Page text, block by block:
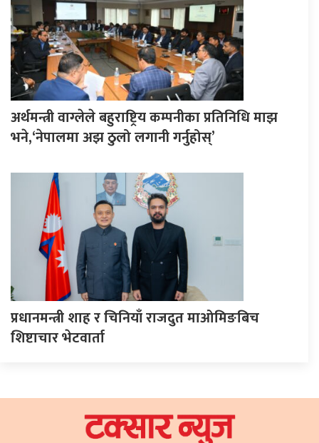
अर्थमन्त्री वाग्लेले बहुराष्ट्रिय कम्पनीका प्रतिनिधि माझ
भने,‘नेपालमा अझ ठुलो लगानी गर्नुहोस्’
प्रधानमन्त्री शाह र चिनियाँ राजदुत माओमिङबिच
शिष्टाचार भेटवार्ता